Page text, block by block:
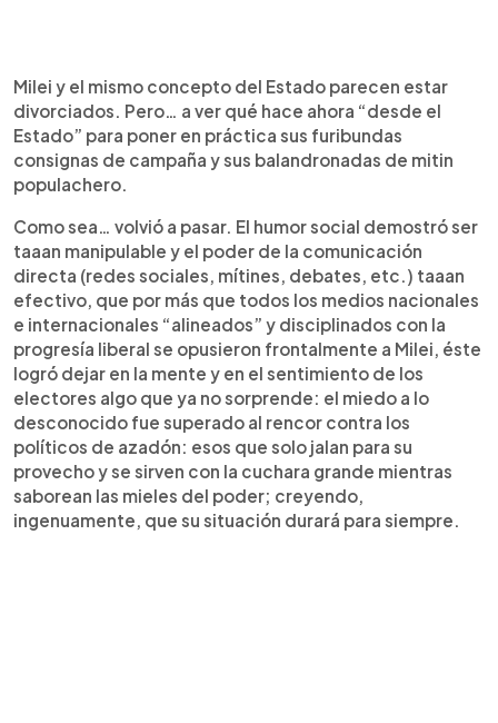
Milei y el mismo concepto del Estado parecen estar
divorciados. Pero… a ver qué hace ahora “desde el
Estado” para poner en práctica sus furibundas
consignas de campaña y sus balandronadas de mitin
populachero.
Como sea… volvió a pasar. El humor social demostró ser
taaan manipulable y el poder de la comunicación
directa (redes sociales, mítines, debates, etc.) taaan
efectivo, que por más que todos los medios nacionales
e internacionales “alineados” y disciplinados con la
progresía liberal se opusieron frontalmente a Milei, éste
logró dejar en la mente y en el sentimiento de los
electores algo que ya no sorprende: el miedo a lo
desconocido fue superado al rencor contra los
políticos de azadón: esos que solo jalan para su
provecho y se sirven con la cuchara grande mientras
saborean las mieles del poder; creyendo,
ingenuamente, que su situación durará para siempre.